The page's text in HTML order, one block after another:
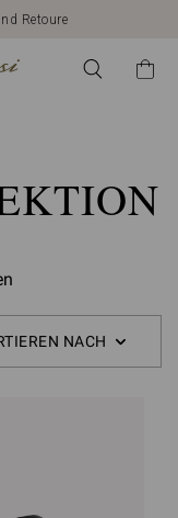
Retoure
NACH